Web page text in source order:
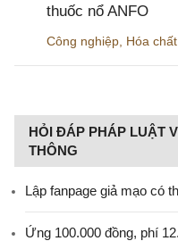
thuốc nổ ANFO
Công nghiệp Hóa
HỎI ĐÁP PHÁP LUẬT
THÔNG
Lập fanpage giả mạo có
Ứng 100.000 đồng, phí